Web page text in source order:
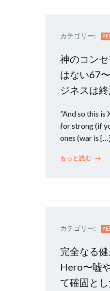
カテゴリー:
神のコン
はない67
ジネスは終
”And so this is
for strong (if
ones (war is
もっと読む
カテゴリー:
完全なる
Hero〜嘘
て確固と